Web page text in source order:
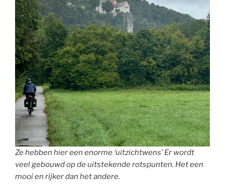
Ze hebben hier een enorme ‘uitzichtwens’ Er wordt
veel gebouwd op de uitstekende rotspunten. Het een
mooi en rijker dan het andere.